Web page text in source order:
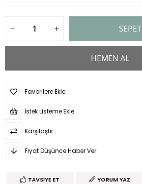
Favorilere Ekle
İstek Listeme Ekle
Karşılaştır
Fiyat Düşünce Haber Ver
TAVSIYE ET YORUM YAZ